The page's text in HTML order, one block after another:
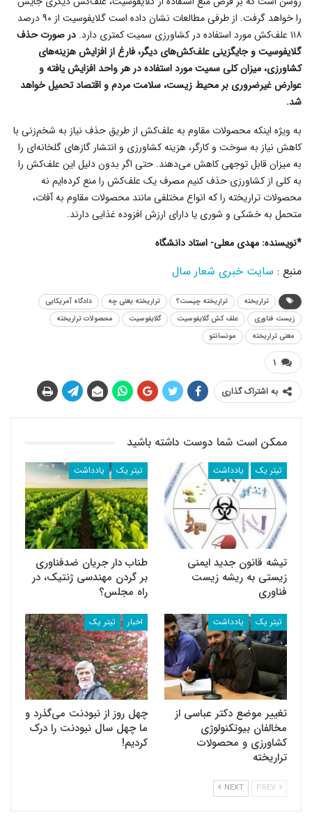
را خواهد گرفت. از طرفی مطالعات نشان داده است گلایفوسیت از ۹۰ درصد
۱۱۸ علف‌کش مورد استفاده در کشاورزی سمیت کمتری دارد.
در صورت حذف
گلایفوسیت و جایگزینی علف‌کش‌های دیگر، فارغ از افزایش هزینه‌های
کشاورزی، میزان کلی سمیت مورد استفاده در هر واحد افزایش یافته و
عوارض غیرضروری بر محیط زیست، سلامت مردم و اقتصاد تحمیل خواهد
شد.
به ویژه اینکه محصولات مقاوم به علف‌کش از طریق حذف نیاز به شخم‌زنی با
کاهش نیاز به سوخت و کارگر، هزینه کشاورزی و انتشار گاز‌های گلخانه‌ای را
به میزان قابل توجهی کاهش می‌دهند. حتی اگر بدون دلیل این علف‌کش را
به کلی از کشاورزی حذف کنیم مصرف یک علف‌کش را منع کرده‌ایم نه
محصولات تراریخته را که انواع مختلفی مانند محصولات مقاوم به آفات،
متحمل به خشکی و شوری یا دارای ارزش افزوده غذایی دارند.
*نویسنده: مهدی معلی- استاد دانشگاه
منبع : سایت خبری شعار سال
تراریخته تراریخته چیست؟ تراریخته یعنی چه
دادگاه آمریکایی
زیست فناوری
علف کش گلایفوسیت گلایفوسیت
محصولات تراریخته
معنی تراریخته
مونسانتو
۱
به اشتراک گذاری
ممکن است شما دوست داشته باشید
تیتر یک یادداشت
تیشه قانون جدید ایمنی
زیستی به ریشه زیست
فناوری
تیتر یک یادداشت
طناب دار جریان ضد‌فناوری
بر گردن مهندسی ژنتیک، در
راه مجلس؟
تیتر یک یادداشت
تغییر موضع دکتر عباسی از
مخالفان بیوتکنولوژی
کشاورزی و محصولات
تراریخته
اخبار تیتر یک
چهل روز از نبودنت می‌گذرد و
ما چهل سال نبودنت را درک
کردیم!
NEXT